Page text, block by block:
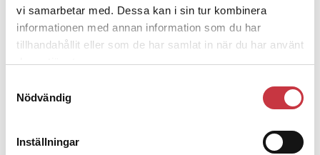
vi samarbetar med. Dessa kan i sin tur kombinera
informationen med annan information som du har
tillhandahållit eller som de har samlat in när du har använt
deras tjänster.
Nödvändig
Inställningar
Region Stockholm och i stort sett alla
nationella avdelningar har sina centrala
funktioner inom kvarteret. Där finns stora
Han vill alltjämt avvakta med att ge något datum för
byggstart.